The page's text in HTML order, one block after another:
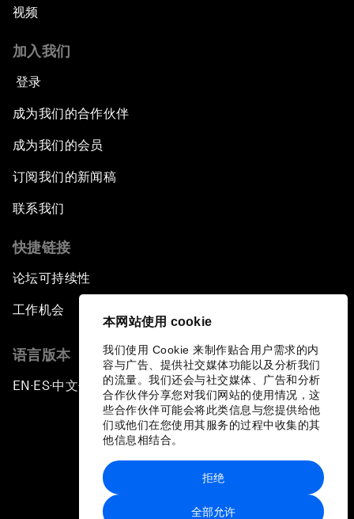
本网站使用 cookie
我们使用 Cookie 来制作贴合用户需求的内
容与广告、提供社交媒体功能以及分析我们
的流量。我们还会与社交媒体、广告和分析
合作伙伴分享您对我们网站的使用情况，这
些合作伙伴可能会将此类信息与您提供给他
们或他们在您使用其服务的过程中收集的其
他信息相结合。
全部允许
拒绝
视频
加入我们
登录
成为我们的合作伙伴
成为我们的会员
订阅我们的新闻稿
联系我们
快捷链接
论坛可持续性
工作机会
语言版本
EN ▪ES▪中文▪ 日本語